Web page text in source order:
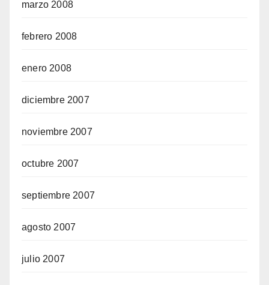
marzo 2008
febrero 2008
enero 2008
diciembre 2007
noviembre 2007
octubre 2007
septiembre 2007
agosto 2007
julio 2007